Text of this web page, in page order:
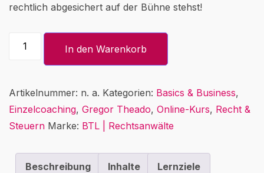
rechtlich abgesichert auf der Bühne stehst!
Einzelcoaching
Artists
In den Warenkorb
Artikelnummer: n. a. Kategorien: Basics & Business,
Einzelcoaching, Gregor Theado, Online-Kurs, Recht &
Steuern Marke: BTL | Rechtsanwälte
Beschreibung Inhalte Lernziele